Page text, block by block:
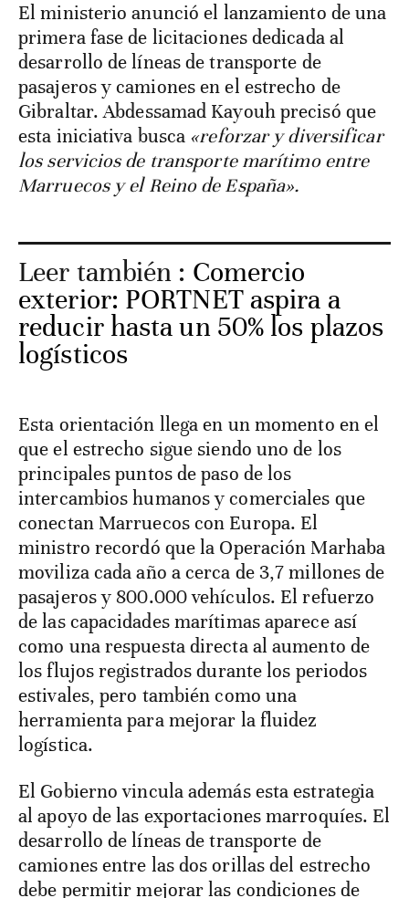
El ministerio anunció el lanzamiento de una
primera fase de licitaciones dedicada al
desarrollo de líneas de transporte de
pasajeros y camiones en el estrecho de
Gibraltar. Abdessamad Kayouh precisó que
esta iniciativa busca «reforzar y diversificar
los servicios de transporte marítimo entre
Marruecos y el Reino de España».
Leer también : Comercio
exterior: PORTNET aspira a
reducir hasta un 50% los plazos
logísticos
Esta orientación llega en un momento en el
que el estrecho sigue siendo uno de los
principales puntos de paso de los
intercambios humanos y comerciales que
conectan Marruecos con Europa. El
ministro recordó que la Operación Marhaba
moviliza cada año a cerca de 3,7 millones de
pasajeros y 800.000 vehículos. El refuerzo
de las capacidades marítimas aparece así
como una respuesta directa al aumento de
los flujos registrados durante los periodos
estivales, pero también como una
herramienta para mejorar la fluidez
logística.
El Gobierno vincula además esta estrategia
al apoyo de las exportaciones marroquíes. El
desarrollo de líneas de transporte de
camiones entre las dos orillas del estrecho
debe permitir mejorar las condiciones de